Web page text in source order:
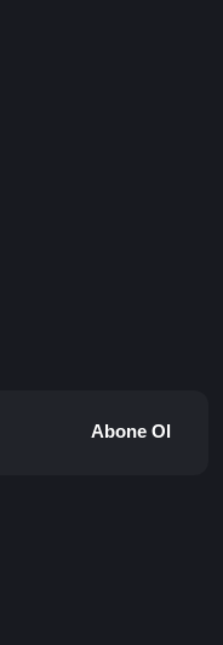
Abone Ol